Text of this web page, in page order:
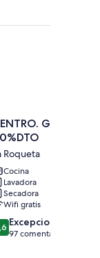
GOLD
Roqueta
Cocina
Lavadora
Secadora
Wifi gratis
Excepcional
97 comentarios
GOLD